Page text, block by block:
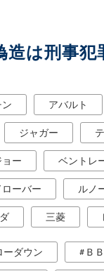
造は刑事
アバルト
ジャガー
ー ベントレ
ーバー ルノ
三菱
ーダウン Ｂ